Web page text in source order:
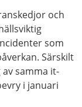
och
som
Särskilt
samma it-
i januari